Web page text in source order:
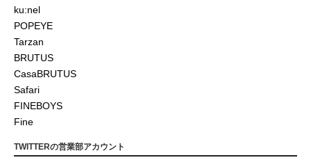
ku:nel
POPEYE
Tarzan
BRUTUS
CasaBRUTUS
Safari
FINEBOYS
Fine
TWITTERの営業部アカウント